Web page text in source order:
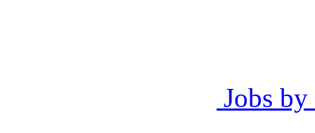
Jobs by